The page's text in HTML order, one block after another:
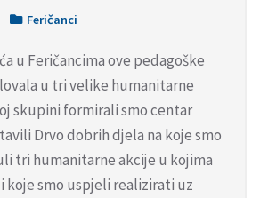
Feričanci
u Feričancima ove pedagoške
u tri velike humanitarne
skupini formirali smo centar
Drvo dobrih djela na koje smo
tri humanitarne akcije u kojima
koje smo uspjeli realizirati uz